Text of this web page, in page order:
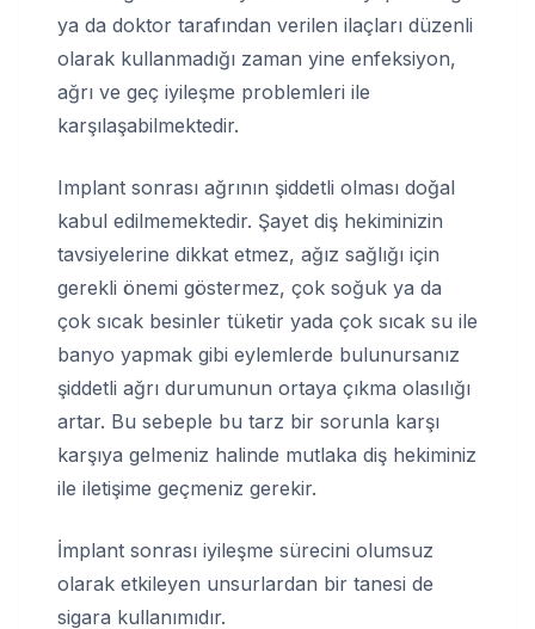
ya da doktor tarafından verilen ilaçları düzenli
olarak kullanmadığı zaman yine enfeksiyon,
ağrı ve geç iyileşme problemleri ile
karşılaşabilmektedir.
Implant sonrası ağrının şiddetli olması doğal
kabul edilmemektedir. Şayet diş hekiminizin
tavsiyelerine dikkat etmez, ağız sağlığı için
gerekli önemi göstermez, çok soğuk ya da
çok sıcak besinler tüketir yada çok sıcak su ile
banyo yapmak gibi eylemlerde bulunursanız
şiddetli ağrı durumunun ortaya çıkma olasılığı
artar. Bu sebeple bu tarz bir sorunla karşı
karşıya gelmeniz halinde mutlaka diş hekiminiz
ile iletişime geçmeniz gerekir.
İmplant sonrası iyileşme sürecini olumsuz
olarak etkileyen unsurlardan bir tanesi de
sigara kullanımıdır.